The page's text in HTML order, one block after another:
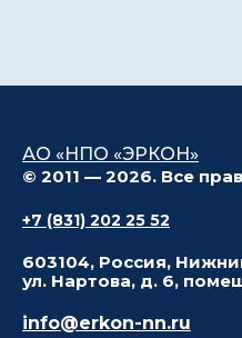
АО «НПО «ЭРКОН»
© 2011 — 2026. Все
+7 (831) 202 25 52
603104, Россия,
ул. Нартова, д. 6,
info@erkon-nn.ru